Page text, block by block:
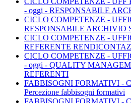
- oggi - RESPONSABILE
CICLO COMPETENZE -
RESPONSABILE ARCHIVIO
CICLO COMPETENZE -
REFERENTE
CICLO COMPETENZE -
- oggi - QUALITY
REFERENTI
FABBISOGNI FORMATIVI -
Percezione fabbisogni formativi